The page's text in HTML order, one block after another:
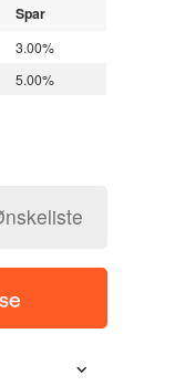
Spar
3.00%
5.00%